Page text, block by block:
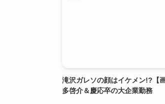
滝沢ガレソの顔はイケメン!?【
多啓介＆慶応卒の大企業勤務